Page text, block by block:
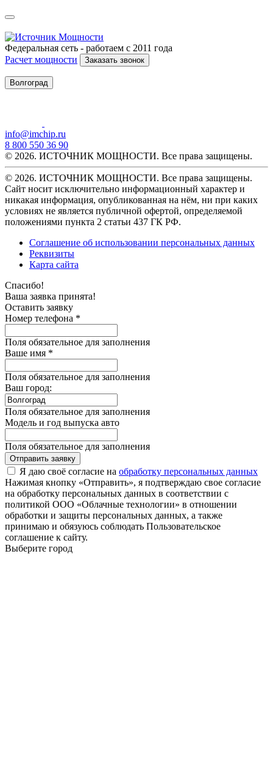
Федеральная сеть - работаем с 2011 года
Расчет мощности
Заказать звонок
Волгоград
info@imchip.ru
8 800 550 36 90
© 2026. ИСТОЧНИК МОЩНОСТИ. Все права защищены.
© 2026. ИСТОЧНИК МОЩНОСТИ. Все права защищены.
Сайт носит исключительно информационный характер и
никакая информация, опубликованная на нём, ни при каких
условиях не является публичной офертой, определяемой
положениями пункта 2 статьи 437 ГК РФ.
Соглашение об использовании персональных данных
Реквизиты
Карта сайта
Спасибо!
Ваша заявка принята!
Оставить заявку
Номер телефона *
Поля обязательное для заполнения
Ваше имя *
Поля обязательное для заполнения
Ваш город:
Поля обязательное для заполнения
Модель и год выпуска авто
Поля обязательное для заполнения
Отправить заявку
Я даю своё согласие на обработку персональных данных
Нажимая кнопку «Отправить», я подтверждаю свое согласие
на обработку персональных данных в соответствии с
политикой ООО «Облачные технологии» в отношении
обработки и защиты персональных данных, а также
принимаю и обязуюсь соблюдать Пользовательское
соглашение к сайту.
Выберите город